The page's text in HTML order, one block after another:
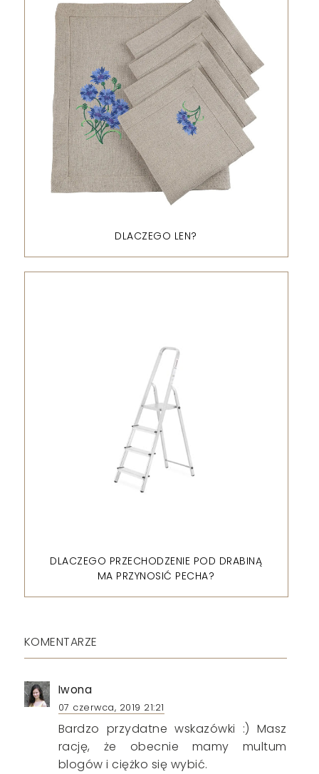
DLACZEGO LEN?
DLACZEGO PRZECHODZENIE POD DRABINĄ
MA PRZYNOSIĆ PECHA?
KOMENTARZE
Iwona
07 czerwca, 2019 21:21
Bardzo przydatne wskazówki :) Masz
rację, że obecnie mamy multum
blogów i ciężko się wybić.